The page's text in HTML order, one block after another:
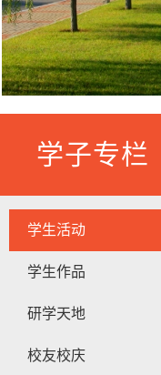
学子专栏
学生活动
学生作品
研学天地
校友校庆